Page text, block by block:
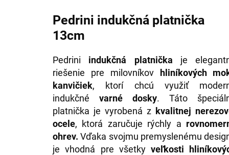
Pedrini indukčná platnička
13cm
Pedrini indukčná platnička je
riešenie pre milovníkov hliníkových
kanvičiek, ktorí chcú využiť
indukčnévarné dosky. Táto
platnička je vyrobená z kvalitnej
ocele, ktorá zaručuje rýchly a
ohrev. Vďaka svojmu premyslenému
je vhodná pre všetkyveľkosti